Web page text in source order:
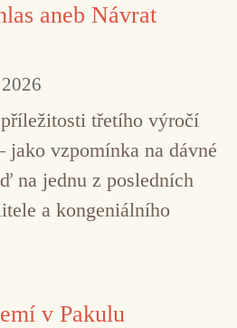
aneb Návrat
třetího výročí
jako vzpomínka na dávné
na jednu z posledních
a kongeniálního
v Pakulu